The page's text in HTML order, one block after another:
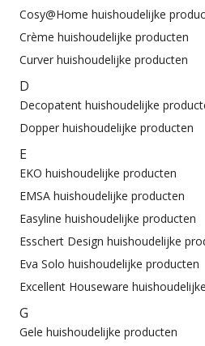
Cosy@Home huishoudelijke
Crème huishoudelijke producten
Curver huishoudelijke producten
D
Decopatent huishoudelijke
Dopper huishoudelijke producten
E
EKO huishoudelijke producten
EMSA huishoudelijke producten
Easyline huishoudelijke producten
Esschert Design huishoudelijke
Eva Solo huishoudelijke producten
Excellent Houseware
G
Gele huishoudelijke producten